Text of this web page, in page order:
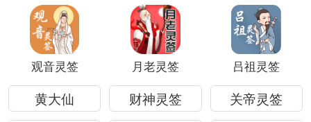
观音灵签 月老灵签 吕祖灵签
黄大仙 财神灵签
关帝灵签